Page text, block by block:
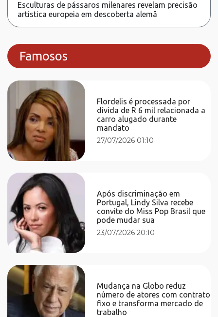
Esculturas de pássaros milenares revelam precisão
artística europeia em descoberta alemã
Famosos
Flordelis é processada por
dívida de R 6 mil relacionada a
carro alugado durante
mandato
27/07/2026 01:10
Após discriminação em
Portugal, Lindy Silva recebe
convite do Miss Pop Brasil que
pode mudar sua
23/07/2026 20:10
Mudança na Globo reduz
número de atores com contrato
fixo e transforma mercado de
trabalho